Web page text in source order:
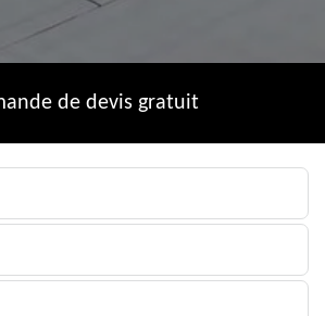
de devis gratuit